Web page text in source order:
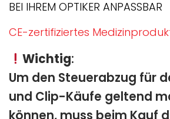
BEI IHREM OPTIKER ANPASSBAR
CE-zertifiziertes
Wichtig:
Um den Steuerabzug für
und Clip-Käufe geltend
können, muss beim Kauf